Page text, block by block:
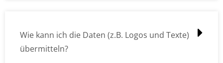
Wie kann ich die Daten (z.B. Logos und Texte)
übermitteln?